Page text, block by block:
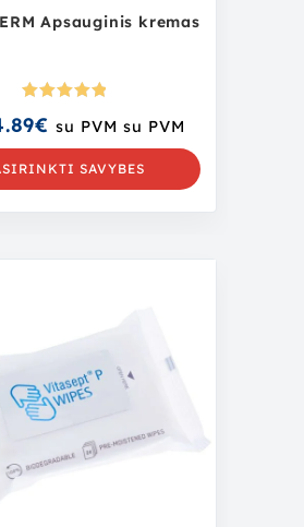
Apsauginis kremas
s:
5.00 iš
5
€ su PVM su PVM
SAVYBES